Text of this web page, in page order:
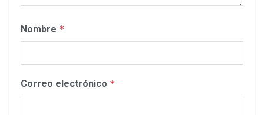
Nombre *
Correo electrónico *